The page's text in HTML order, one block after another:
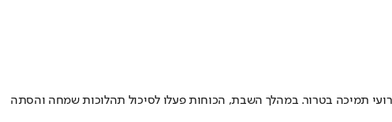
תמיכה בטרור. במהלך השבת, הכוחות פעלו לסיכול תהלוכות שמחה והסתה